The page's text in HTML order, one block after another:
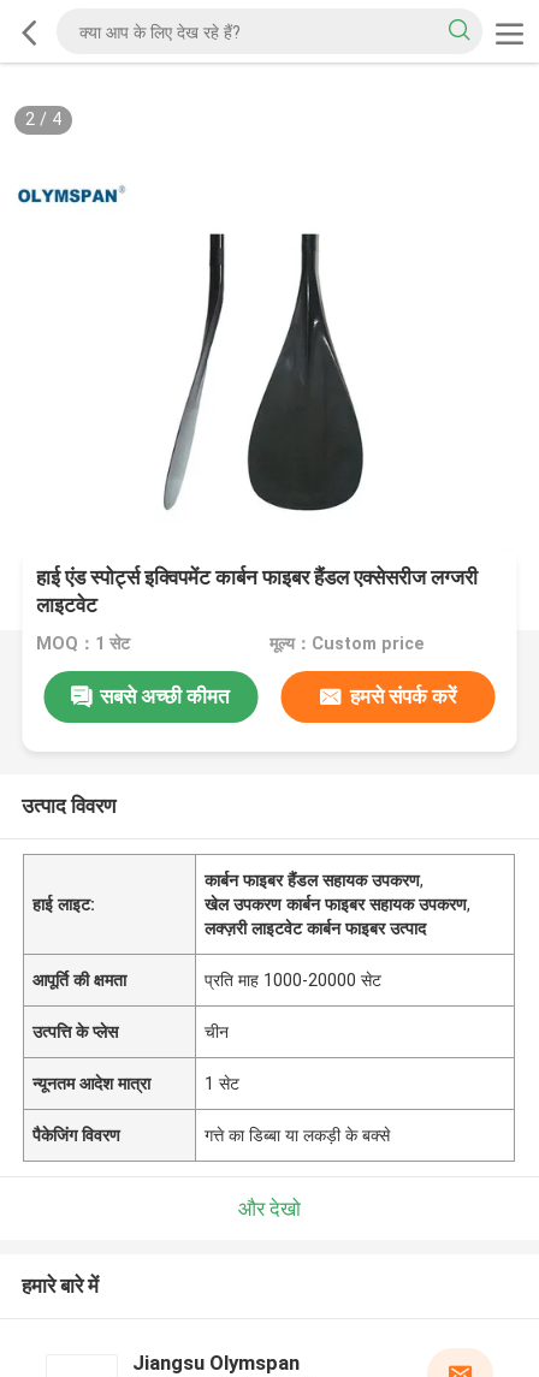
2/ 4
हाई एंड स्पोर्ट्स इक्विपमेंट कार्बन फाइबर हैंडल एक्सेसरीज लग्जरी
लाइटवेट
MOQ：1 सेट मूल्य：Custom price
सबसे अच्छी कीमत हमसे संपर्क करें
उत्पाद विवरण
हाई लाइट:
कार्बन फाइबर हैंडल सहायक उपकरण,
खेल उपकरण कार्बन फाइबर सहायक उपकरण,
लक्ज़री लाइटवेट कार्बन फाइबर उत्पाद
आपूर्ति की क्षमता प्रति माह 1000-20000 सेट
उत्पत्ति के प्लेस चीन
न्यूनतम आदेश मात्रा 1 सेट
पैकेजिंग विवरण गत्ते का डिब्बा या लकड़ी के बक्से
और देखो
हमारे बारे में
Jiangsu Olymspan